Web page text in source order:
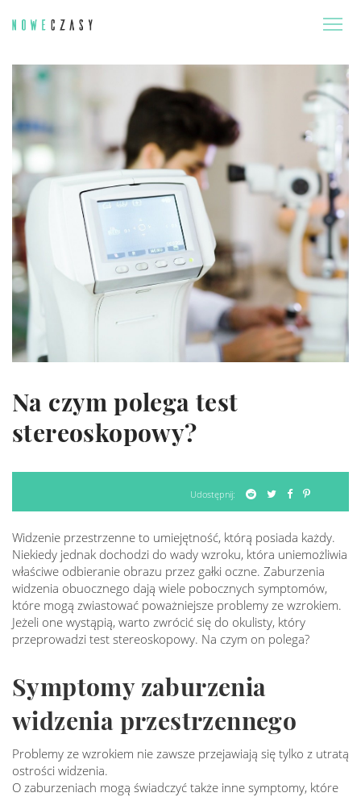
Na czym polega test
stereoskopowy?
Udostępnij:
Widzenie przestrzenne to umiejętność, którą posiada każdy.
Niekiedy jednak dochodzi do wady wzroku, która uniemożliwia
właściwe odbieranie obrazu przez gałki oczne. Zaburzenia
widzenia obuocznego dają wiele pobocznych symptomów,
które mogą zwiastować poważniejsze problemy ze wzrokiem.
Jeżeli one wystąpią, warto zwrócić się do okulisty, który
przeprowadzi test stereoskopowy. Na czym on polega?
Symptomy zaburzenia
widzenia przestrzennego
Problemy ze wzrokiem nie zawsze przejawiają się tylko z utratą
ostrości widzenia.
O zaburzeniach mogą świadczyć także inne symptomy, które